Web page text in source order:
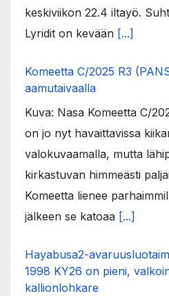
keskiviikon 22.4 iltayö.
Lyridit on kevään [...]
Komeetta C/2025 R3
aamutaivaalla
Kuva: Nasa Komeetta C/
on jo nyt havaittavissa
valokuvaamalla, mutta
kirkastuvan himmeästi
Komeetta lienee
jälkeen se katoaa [...]
Hayabusa2-
1998 KY26 on pieni,
kallionlohkare